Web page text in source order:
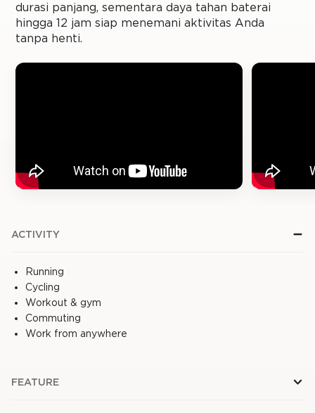
durasi panjang, sementara daya tahan baterai
hingga 12 jam siap menemani aktivitas Anda
tanpa henti.
ACTIVITY
Running
Cycling
Workout & gym
Commuting
Work from anywhere
FEATURE